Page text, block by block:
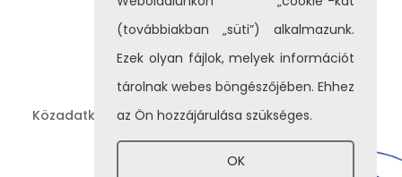
(továbbiakban „süti”) alkalmazunk.
Ezek olyan fájlok, melyek információt
tárolnak webes böngészőjében. Ehhez
az Ön hozzájárulása szükséges.
OK
Közadatkereső|Adatvédelem|Impresszum